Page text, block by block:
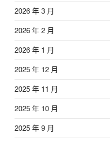
2026 年 3 月
2026 年 2 月
2026 年 1 月
2025 年 12 月
2025 年 11 月
2025 年 10 月
2025 年 9 月